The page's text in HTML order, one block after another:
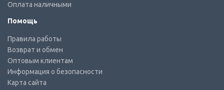
Оплата наличными
Помощь
Правила работы
Возврат и обмен
Оптовым клиентам
Информация о безопасности
Карта сайта